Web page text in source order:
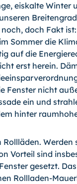
eiskalte
doch Fakt
Sommer die
auf die
erst herein.
Fenster nicht
ein und
hinter
Werden
Vorteil sind
gesetzt.
Rollladen-